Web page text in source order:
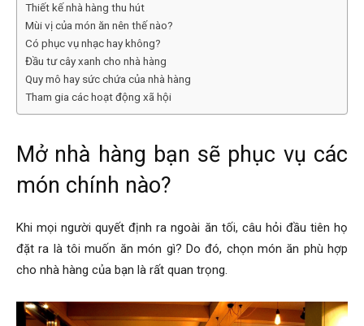
Thiết kế nhà hàng thu hút
Mùi vị của món ăn nên thế nào?
Có phục vụ nhạc hay không?
Đầu tư cây xanh cho nhà hàng
Quy mô hay sức chứa của nhà hàng
Tham gia các hoạt động xã hội
Mở nhà hàng bạn sẽ phục vụ các
món chính nào?
Khi mọi người quyết định ra ngoài ăn tối, câu hỏi đầu tiên họ
đặt ra là tôi muốn ăn món gì? Do đó, chọn món ăn phù hợp
cho nhà hàng của bạn là rất quan trọng.